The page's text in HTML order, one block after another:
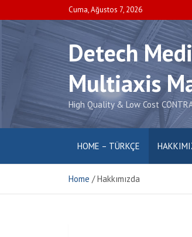
to
content
Cuma, Ağustos 7, 2026
Detech
Multiaxis
High Quality & Low Cost
HOME – TÜRKÇE
Home Hakkımızda